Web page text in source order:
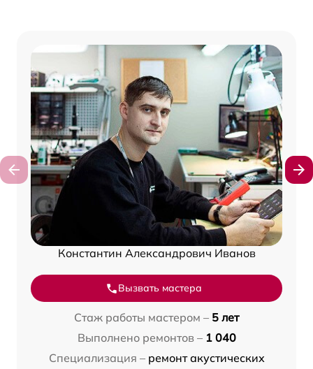
Константин Александрович Иванов
Вызвать мастера
Стаж работы мастером – 5 лет
Выполнено ремонтов – 1 040
Специализация – ремонт акустических